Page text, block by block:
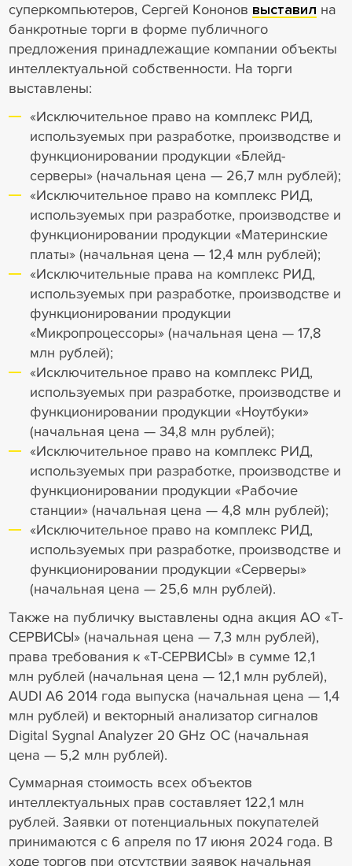
суперкомпьютеров, Сергей Кононов выставил на
банкротные торги в форме публичного
предложения принадлежащие компании объекты
интеллектуальной собственности. На торги
выставлены:
«Исключительное право на комплекс РИД,
используемых при разработке, производстве и
функционировании продукции «Блейд-
серверы» (начальная цена — 26,7 млн рублей);
«Исключительное право на комплекс РИД,
используемых при разработке, производстве и
функционировании продукции «Материнские
платы» (начальная цена — 12,4 млн рублей);
«Исключительные права на комплекс РИД,
используемых при разработке, производстве и
функционировании продукции
«Микропроцессоры» (начальная цена — 17,8
млн рублей);
«Исключительное право на комплекс РИД,
используемых при разработке, производстве и
функционировании продукции «Ноутбуки»
(начальная цена — 34,8 млн рублей);
«Исключительное право на комплекс РИД,
используемых при разработке, производстве и
функционировании продукции «Рабочие
станции» (начальная цена — 4,8 млн рублей);
«Исключительное право на комплекс РИД,
используемых при разработке, производстве и
функционировании продукции «Серверы»
(начальная цена — 25,6 млн рублей).
Также на публичку выставлены одна акция АО «Т-
СЕРВИСЫ» (начальная цена — 7,3 млн рублей),
права требования к «Т-СЕРВИСЫ» в сумме 12,1
млн рублей (начальная цена — 12,1 млн рублей),
AUDI A6 2014 года выпуска (начальная цена — 1,4
млн рублей) и векторный анализатор сигналов
Digital Sygnal Analyzer 20 GHz ОС (начальная
цена — 5,2 млн рублей).
Суммарная стоимость всех объектов
интеллектуальных прав составляет 122,1 млн
рублей. Заявки от потенциальных покупателей
принимаются с 6 апреля по 17 июня 2024 года. В
ходе торгов при отсутствии заявок начальная